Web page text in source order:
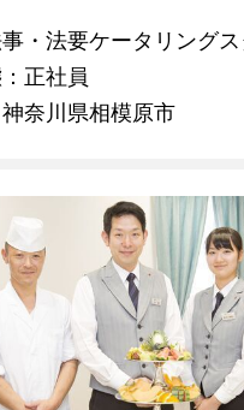
・法要ケータリングス
正社員
奈川県相模原市